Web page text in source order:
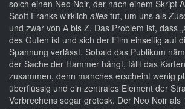
solch einen Neo Noir, der nach einem Skript
Scott Franks wirklich alles tut, um uns als
und zwar von A bis Z. Das Problem ist, dass
des Guten ist und sich der Film einseitig auf
Spannung verlässt. Sobald das Publikum
der Sache der Hammer hängt, fällt das
zusammen, denn manches erscheint wenig
überflüssig und ein zentrales Element der
Verbrechens sogar grotesk. Der Neo Noir als